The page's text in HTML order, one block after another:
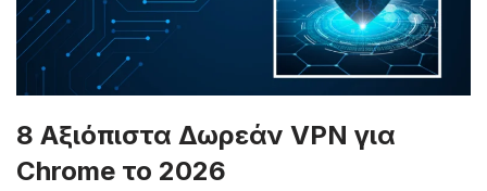
8 Αξιόπιστα Δωρεάν VPN για
Chrome το 2026